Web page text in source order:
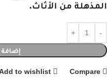
المذهلة من الأثاث.
إضافة
Compare
to wishlist